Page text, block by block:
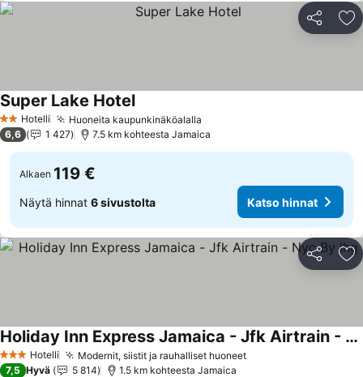
Jaa
2 Tähtiluokitus
Hotelli Huoneita kaupunkinäköalalla
Super Lake HotelKatso hinnat
6,6 1 427 7.5 km kohteesta Jamaica
Alkaen 119 €
Näytä hinnat 6 sivustolta Katso hinnat
Jaa
3 Tähtiluokitus
Hotelli Modernit, siistit ja rauhalliset huoneetKatso hinnat
Holiday Inn Express Jamaica - Jfk Airtrain - Nyc By Ihg
Katso hinnat
7,5 Hyvä 5 814 1.5 km kohteesta Jamaica